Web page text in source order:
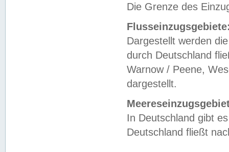
Die Grenze des
Dargestellt werden
durch Deutschland
Warnow / Peene,
dargestellt.
In Deutschland gibt
Deutschland fließt